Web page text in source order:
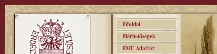
Főoldal
Elérhetőségek
EME Adattár